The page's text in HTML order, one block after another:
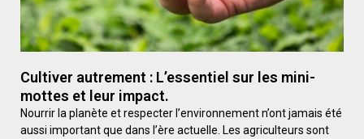
Cultiver autrement : L’essentiel sur les mini-
mottes et leur impact.
Nourrir la planète et respecter l’environnement n’ont jamais été
aussi important que dans l’ère actuelle. Les agriculteurs sont